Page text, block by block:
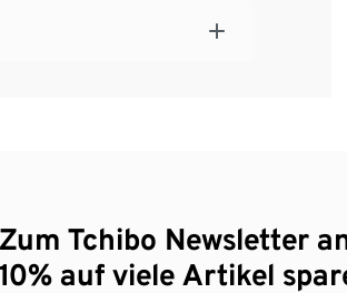
Zum Tchibo Newsletter
10% auf viele Artikel